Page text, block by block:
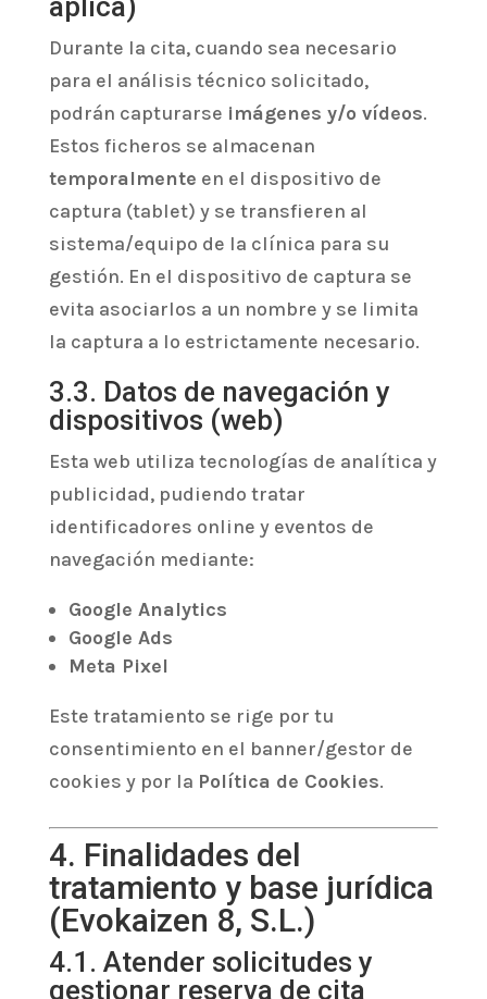
aplica)
Durante la cita, cuando sea necesario
para el análisis técnico solicitado,
podrán capturarse imágenes y/o vídeos.
Estos ficheros se almacenan
temporalmente en el dispositivo de
captura (tablet) y se transfieren al
sistema/equipo de la clínica para su
gestión. En el dispositivo de captura se
evita asociarlos a un nombre y se limita
la captura a lo estrictamente necesario.
3.3. Datos de navegación y
dispositivos (web)
Esta web utiliza tecnologías de analítica y
publicidad, pudiendo tratar
identificadores online y eventos de
navegación mediante:
Google Analytics
Google Ads
Meta Pixel
Este tratamiento se rige por tu
consentimiento en el banner/gestor de
cookies y por la Política de Cookies.
4. Finalidades del
tratamiento y base jurídica
(Evokaizen 8, S.L.)
4.1. Atender solicitudes y
gestionar reserva de cita